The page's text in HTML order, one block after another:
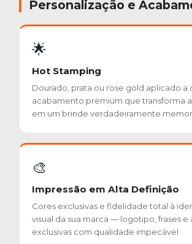
Personalização e
🌟
Hot Stamping
Dourado, prata ou rose gold aplicado
acabamento premium que transforma
em um brinde verdadeiramente
🎨
Impressão em Alta Definição
Cores exclusivas e fidelidade total à
visual da sua marca — logotipo, frases e
exclusivas com qualidade impecável.